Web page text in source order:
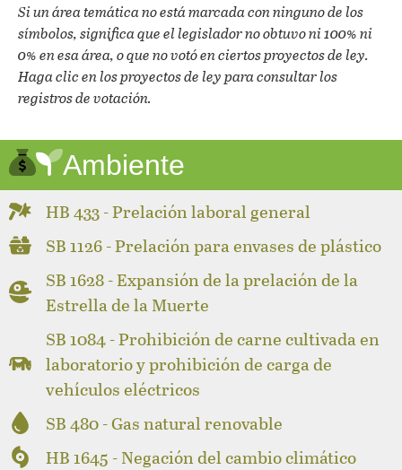
Si un área temática no está marcada con ninguno de los
símbolos, significa que el legislador no obtuvo ni 100% ni
0% en esa área, o que no votó en ciertos proyectos de ley.
Haga clic en los proyectos de ley para consultar los
registros de votación.
Ambiente
HB 433 - Prelación laboral general
SB 1126 - Prelación para envases de plástico
SB 1628 - Expansión de la prelación de la
Estrella de la Muerte
SB 1084 - Prohibición de carne cultivada en
laboratorio y prohibición de carga de
vehículos eléctricos
SB 480 - Gas natural renovable
HB 1645 - Negación del cambio climático